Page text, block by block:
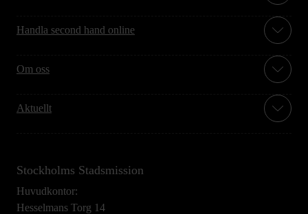
Handla second hand online
Om oss
Aktuellt
Stockholms Stadsmission
Huvudkontor:
Hesselmans Torg 14